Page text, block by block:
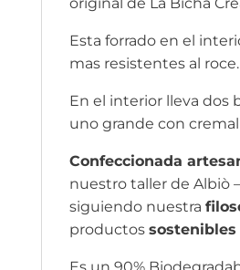
Esta forrado en el
mas resistentes al roce.
En el interior lleva dos
uno grande con
Confeccionada
nuestro taller de Albiò
siguiendo nuestra
productos sostenibles